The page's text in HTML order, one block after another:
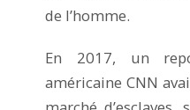
de l’homme.
En 2017, un
américaine CNN